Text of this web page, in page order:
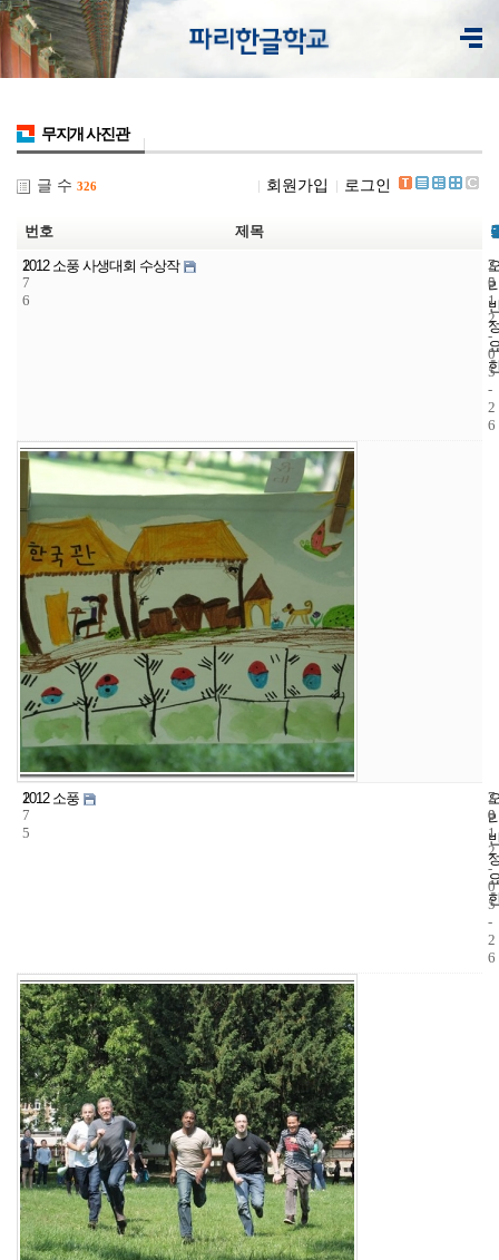
무지개 사진관
글 수 326 회원가입 로그인
번호 제목
1
7
6
2012 소풍 사생대회 수상작
7
5
2
0
1
2
-
0
5
-
2
6
1
7
5
2012 소풍
7
0
2
0
1
2
-
0
5
-
2
6